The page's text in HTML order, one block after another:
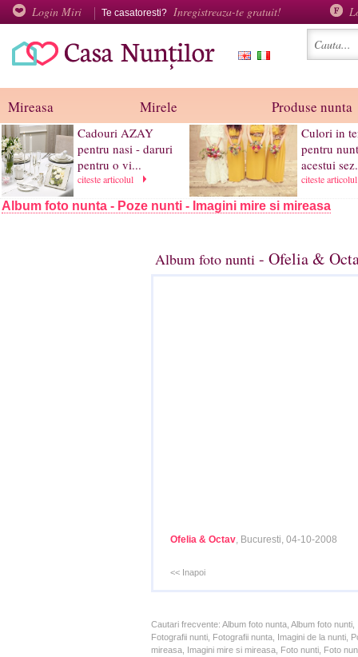
Login Miri Te casatoresti? Inregistreaza-te gratuit!
Mireasa Mirele Produse nunta
Cadouri AZAY
pentru nasi - daruri
pentru o vi...
citeste articolul
Culori in
pentru
acestui
citeste
Album foto nunta - Poze nunti - Imagini mire si mireasa
Album foto nunti - Ofelia &
Ofelia & Octav, Bucuresti, 04-10-2008
<< Inapoi
Cautari frecvente: Album foto nunta, Album foto
Fotografii nunti, Fotografii nunta, Imagini de la nunti,
mireasa, Imagini mire si mireasa, Foto nunti, Foto